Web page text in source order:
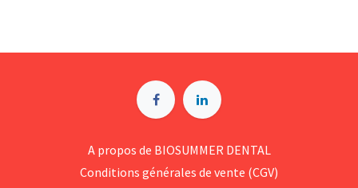
A p​ropos de BIOSUMMER DENTAL
Conditions générales d​e vente (CGV)